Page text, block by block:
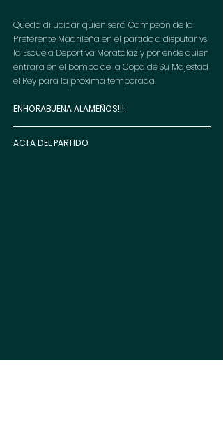
Queda dilucidar quien será Campeón de la
Preferente Madrileña en el partido a disputar vs
la Escuela Deportiva Moratalaz y por ende quien
entrara en el bombo de la Copa de Su Majestad
el Rey para la próxima temporada.
ENHORABUENA ALAMEÑOS!!!
ACTA DEL PARTIDO